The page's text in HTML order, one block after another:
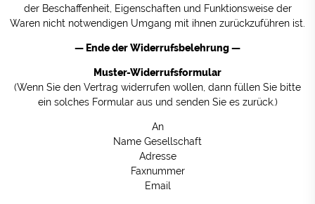
der Beschaffenheit, Eigenschaften und Funktionsweise der
Waren nicht notwendigen Umgang mit ihnen zurückzuführen ist.
— Ende der Widerrufsbelehrung —
Muster-Widerrufsformular
(Wenn Sie den Vertrag widerrufen wollen, dann füllen Sie bitte
ein solches Formular aus und senden Sie es zurück.)
An
Name Gesellschaft
Adresse
Faxnummer
Email